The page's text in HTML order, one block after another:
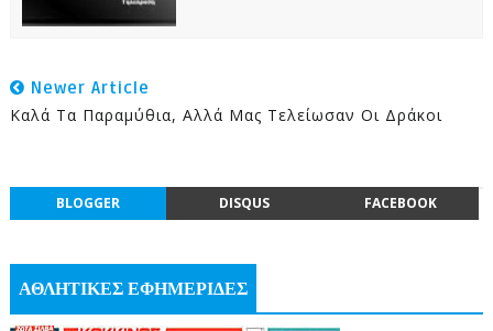
Newer Article
Καλά Τα Παραμύθια, Αλλά Μας Τελείωσαν Οι Δράκοι
BLOGGER DISQUS FACEBOOK
ΑΘΛΗΤΙΚΕΣ ΕΦΗΜΕΡΙΔΕΣ